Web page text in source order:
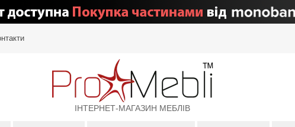
ІНТЕРНЕТ-МАГАЗИН МЕБЛІВ